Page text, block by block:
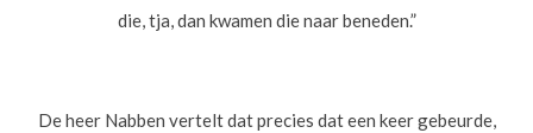
die, tja, dan kwamen die naar beneden.”
De heer Nabben vertelt dat precies dat een keer gebeurde,